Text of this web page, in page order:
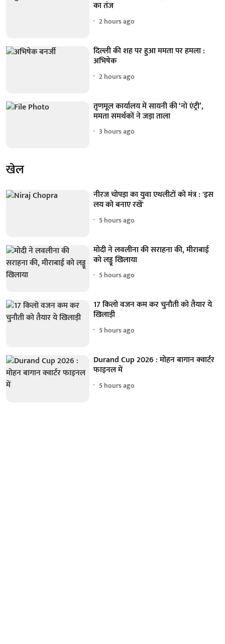
का तंज
2 hours ago
दिल्ली की शह पर हुआ ममता पर हमला :
अभिषेक
2 hours ago
तृणमूल कार्यालय में सायनी की ‘नो एंट्री’,
ममता समर्थकों ने जड़ा ताला
3 hours ago
खेल
नीरज चोपड़ा का युवा एथलीटों को मंत्र : 'इस
लय को बनाए रखें'
5 hours ago
मोदी ने लवलीना की सराहना की, मीराबाई
को लड्डू खिलाया
5 hours ago
17 किलो वजन कम कर चुनौती को तैयार ये
खिलाड़ी
5 hours ago
Durand Cup 2026 : मोहन बागान क्वार्टर
फाइनल में
5 hours ago